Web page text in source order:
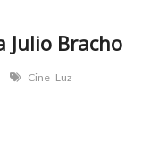
Julio Bracho
Cine Luz